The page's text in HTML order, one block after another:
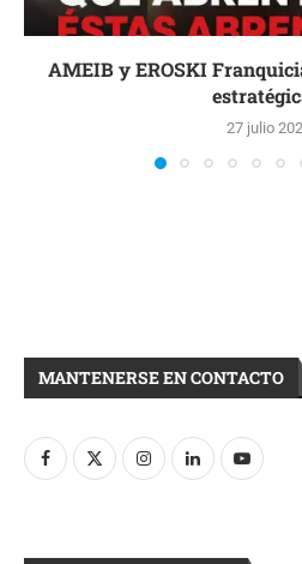
AMEIB y EROSKI
27 julio
MANTENERSE EN CONTACTO